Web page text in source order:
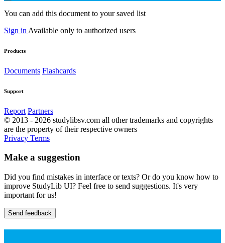
You can add this document to your saved list
Sign in Available only to authorized users
Products
Documents Flashcards
Support
Report Partners
© 2013 - 2026 studylibsv.com all other trademarks and copyrights
are the property of their respective owners
Privacy Terms
Make a suggestion
Did you find mistakes in interface or texts? Or do you know how to
improve StudyLib UI? Feel free to send suggestions. It's very
important for us!
Send feedback